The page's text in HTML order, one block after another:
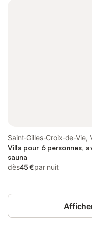
Saint-Gilles-Croix-de-Vie,
de la Loire
Villa pour 6 personnes,
sauna
dès45 €par nuit